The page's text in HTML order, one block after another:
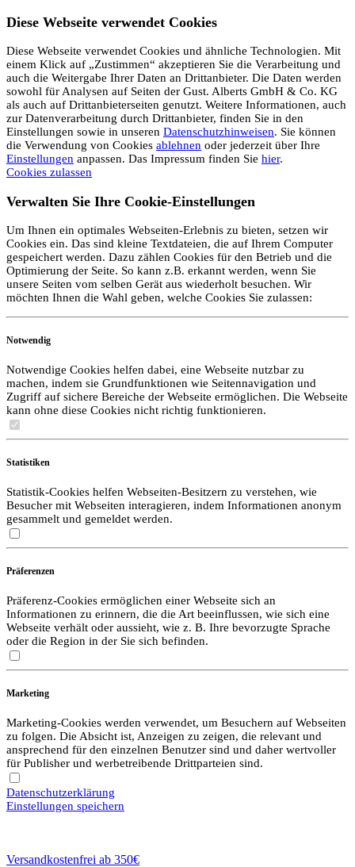
Diese Webseite verwendet Cookies
Diese Webseite verwendet Cookies und ähnliche Technologien. Mit
einem Klick auf „Zustimmen“ akzeptieren Sie die Verarbeitung und
auch die Weitergabe Ihrer Daten an Drittanbieter. Die Daten werden
sowohl für Analysen auf Seiten der Gust. Alberts GmbH & Co. KG
als auch auf Drittanbieterseiten genutzt. Weitere Informationen, auch
zur Datenverarbeitung durch Drittanbieter, finden Sie in den
Einstellungen sowie in unseren Datenschutzhinweisen. Sie können
die Verwendung von Cookies ablehnen oder jederzeit über Ihre
Einstellungen anpassen. Das Impressum finden Sie hier.
Cookies zulassen
Verwalten Sie Ihre Cookie-Einstellungen
Um Ihnen ein optimales Webseiten-Erlebnis zu bieten, setzen wir
Cookies ein. Das sind kleine Textdateien, die auf Ihrem Computer
gespeichert werden. Dazu zählen Cookies für den Betrieb und die
Optimierung der Seite. So kann z.B. erkannt werden, wenn Sie
unsere Seiten vom selben Gerät aus wiederholt besuchen. Wir
möchten Ihnen die Wahl geben, welche Cookies Sie zulassen:
Notwendig
Notwendige Cookies helfen dabei, eine Webseite nutzbar zu
machen, indem sie Grundfunktionen wie Seitennavigation und
Zugriff auf sichere Bereiche der Webseite ermöglichen. Die Webseite
kann ohne diese Cookies nicht richtig funktionieren.
Statistiken
Statistik-Cookies helfen Webseiten-Besitzern zu verstehen, wie
Besucher mit Webseiten interagieren, indem Informationen anonym
gesammelt und gemeldet werden.
Präferenzen
Präferenz-Cookies ermöglichen einer Webseite sich an
Informationen zu erinnern, die die Art beeinflussen, wie sich eine
Webseite verhält oder aussieht, wie z. B. Ihre bevorzugte Sprache
oder die Region in der Sie sich befinden.
Marketing
Marketing-Cookies werden verwendet, um Besuchern auf Webseiten
zu folgen. Die Absicht ist, Anzeigen zu zeigen, die relevant und
ansprechend für den einzelnen Benutzer sind und daher wertvoller
für Publisher und werbetreibende Drittparteien sind.
Datenschutzerklärung
Einstellungen speichern
Versandkostenfrei ab 350€